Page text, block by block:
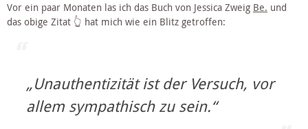
Vor ein paar Monaten las ich das Buch von Jessica Zweig Be. und
das obige Zitat 👆 hat mich wie ein Blitz getroffen:
„Unauthentizität ist der Versuch, vor
allem sympathisch zu sein.“